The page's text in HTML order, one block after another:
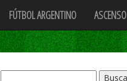
FÚTBOL ARGENTINO ASCENSO